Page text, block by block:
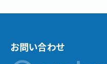
お問い合わせ